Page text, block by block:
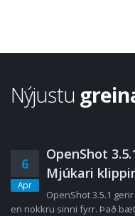
Nýjustu
6
Apr
OpenShot
Mjúkari
OpenShot 3.5.1
en nokkru sinni fyrr. Það